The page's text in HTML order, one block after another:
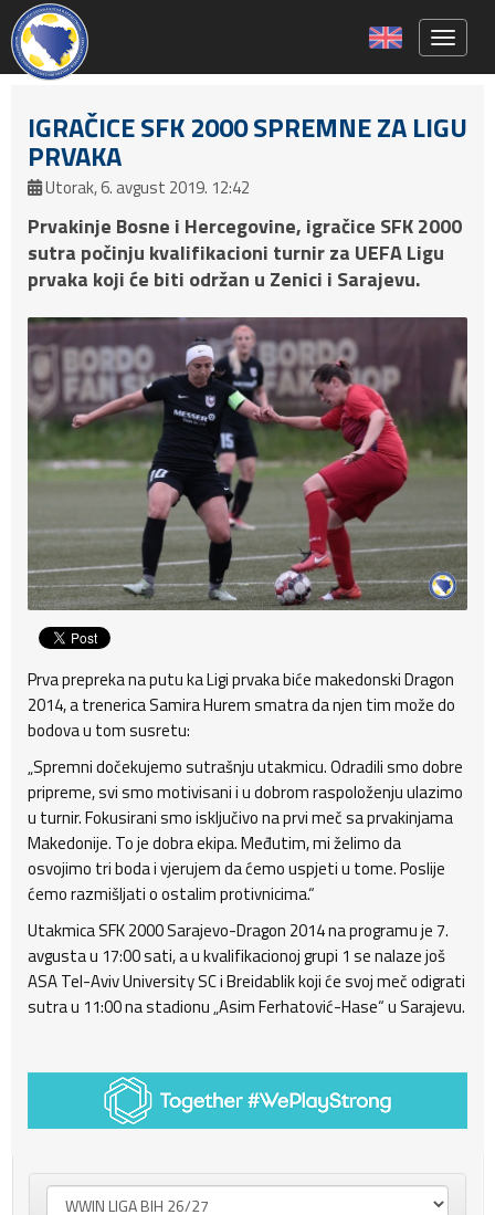
IGRAČICE SFK 2000 SPREMNE ZA LIGU
PRVAKA
Utorak, 6. avgust 2019. 12:42
Prvakinje Bosne i Hercegovine, igračice SFK 2000
sutra počinju kvalifikacioni turnir za UEFA Ligu
prvaka koji će biti održan u Zenici i Sarajevu.
Prva prepreka na putu ka Ligi prvaka biće makedonski Dragon
2014, a trenerica Samira Hurem smatra da njen tim može do
bodova u tom susretu:
„Spremni dočekujemo sutrašnju utakmicu. Odradili smo dobre
pripreme, svi smo motivisani i u dobrom raspoloženju ulazimo
u turnir. Fokusirani smo isključivo na prvi meč sa prvakinjama
Makedonije. To je dobra ekipa. Međutim, mi želimo da
osvojimo tri boda i vjerujem da ćemo uspjeti u tome. Poslije
ćemo razmišljati o ostalim protivnicima.“
Utakmica SFK 2000 Sarajevo-Dragon 2014 na programu je 7.
avgusta u 17:00 sati, a u kvalifikacionoj grupi 1 se nalaze još
ASA Tel-Aviv University SC i Breidablik koji će svoj meč odigrati
sutra u 11:00 na stadionu „Asim Ferhatović-Hase“ u Sarajevu.